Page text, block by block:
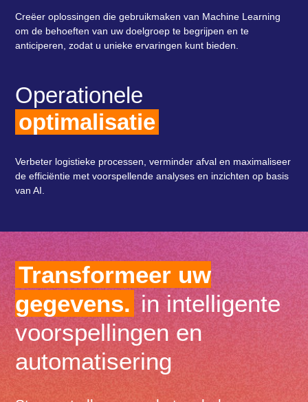
Creëer oplossingen die gebruikmaken van Machine Learning
om de behoeften van uw doelgroep te begrijpen en te
anticiperen, zodat u unieke ervaringen kunt bieden.
Operationele
optimalisatie
Verbeter logistieke processen, verminder afval en maximaliseer
de efficiëntie met voorspellende analyses en inzichten op basis
van AI.
Transformeer uw
gegevens. in intelligente
voorspellingen en
automatisering